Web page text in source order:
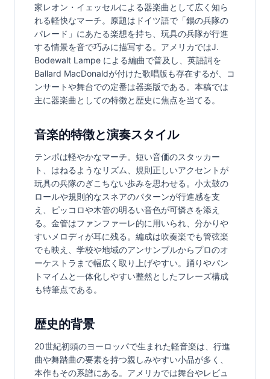
家レオン・イェッセルによる器楽曲として広く知ら
れる軽快なマーチ。原題はドイツ語で「錫の兵隊の
パレード」にあたる楽想を持ち、玩具の兵隊が行進
する情景を音で巧みに描写する。アメリカではJ.
Bodewalt Lampe による編曲で普及し、英語詞を
Ballard MacDonaldが付けた歌唱版も存在するが、コ
ンサートや舞台での定番は器楽版である。本稿では
主に器楽曲としての特徴と歴史に焦点を当てる。
音楽的特徴と演奏スタイル
テンポは軽やかなマーチ。短い音価のスタッカー
ト、はねるようなリズム、規則正しいアクセントが
玩具の兵隊のぎこちない歩みを思わせる。小太鼓の
ロールや規則的なスネアのパターンが行進感を支
え、ピッコロや木管の明るい音色が可憐さを添え
る。金管はファンファーレ的に用いられ、分かりや
すいメロディが耳に残る。編成は吹奏楽でも管弦楽
でも映え、学校や地域のアンサンブルからプロのオ
ーケストラまで幅広く取り上げやすい。踊りやパン
トマイムと一体化しやすい整然としたフレーズ構成
も特筆点である。
歴史的背景
20世紀初頭のヨーロッパで生まれた軽音楽は、行進
曲や舞踏曲の要素を持つ親しみやすい小品が多く、
本作もその系譜にある。アメリカでは舞台やレビュ